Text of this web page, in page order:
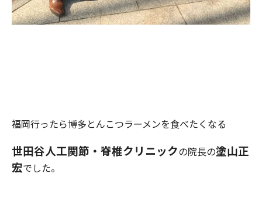
福岡行ったら博多とんこつラーメンを食べたくなる
世田谷人工関節・脊椎クリニックの院長の塗山正
宏でした。